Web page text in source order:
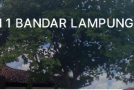
BANDAR LAMPUNG